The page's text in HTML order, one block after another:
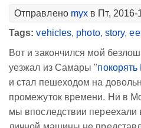
Отправлено myx в Пт, 2016-
Tags:vehicles, photo, story,
Вот и закончился мой
уезжал из Самары "
и стал пешеходом на
промежуток времени. Ни в
мы впоследствии